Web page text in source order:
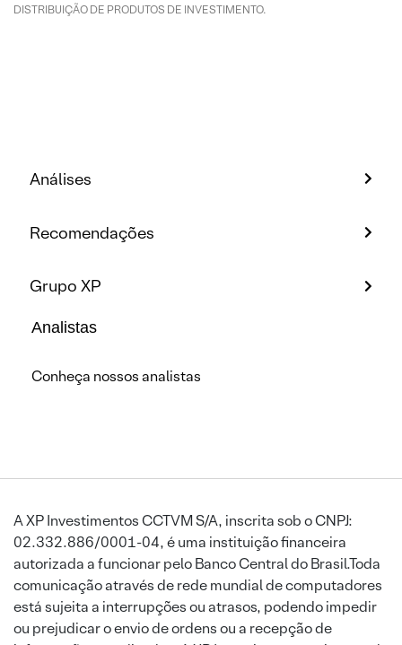
DISTRIBUIÇÃO DE PRODUTOS DE INVESTIMENTO.
Análises
Recomendações
Grupo XP
Analistas
Conheça nossos analistas
A XP Investimentos CCTVM S/A, inscrita sob o CNPJ:
02.332.886/0001-04, é uma instituição financeira
autorizada a funcionar pelo Banco Central do Brasil.Toda
comunicação através de rede mundial de computadores
está sujeita a interrupções ou atrasos, podendo impedir
ou prejudicar o envio de ordens ou a recepção de